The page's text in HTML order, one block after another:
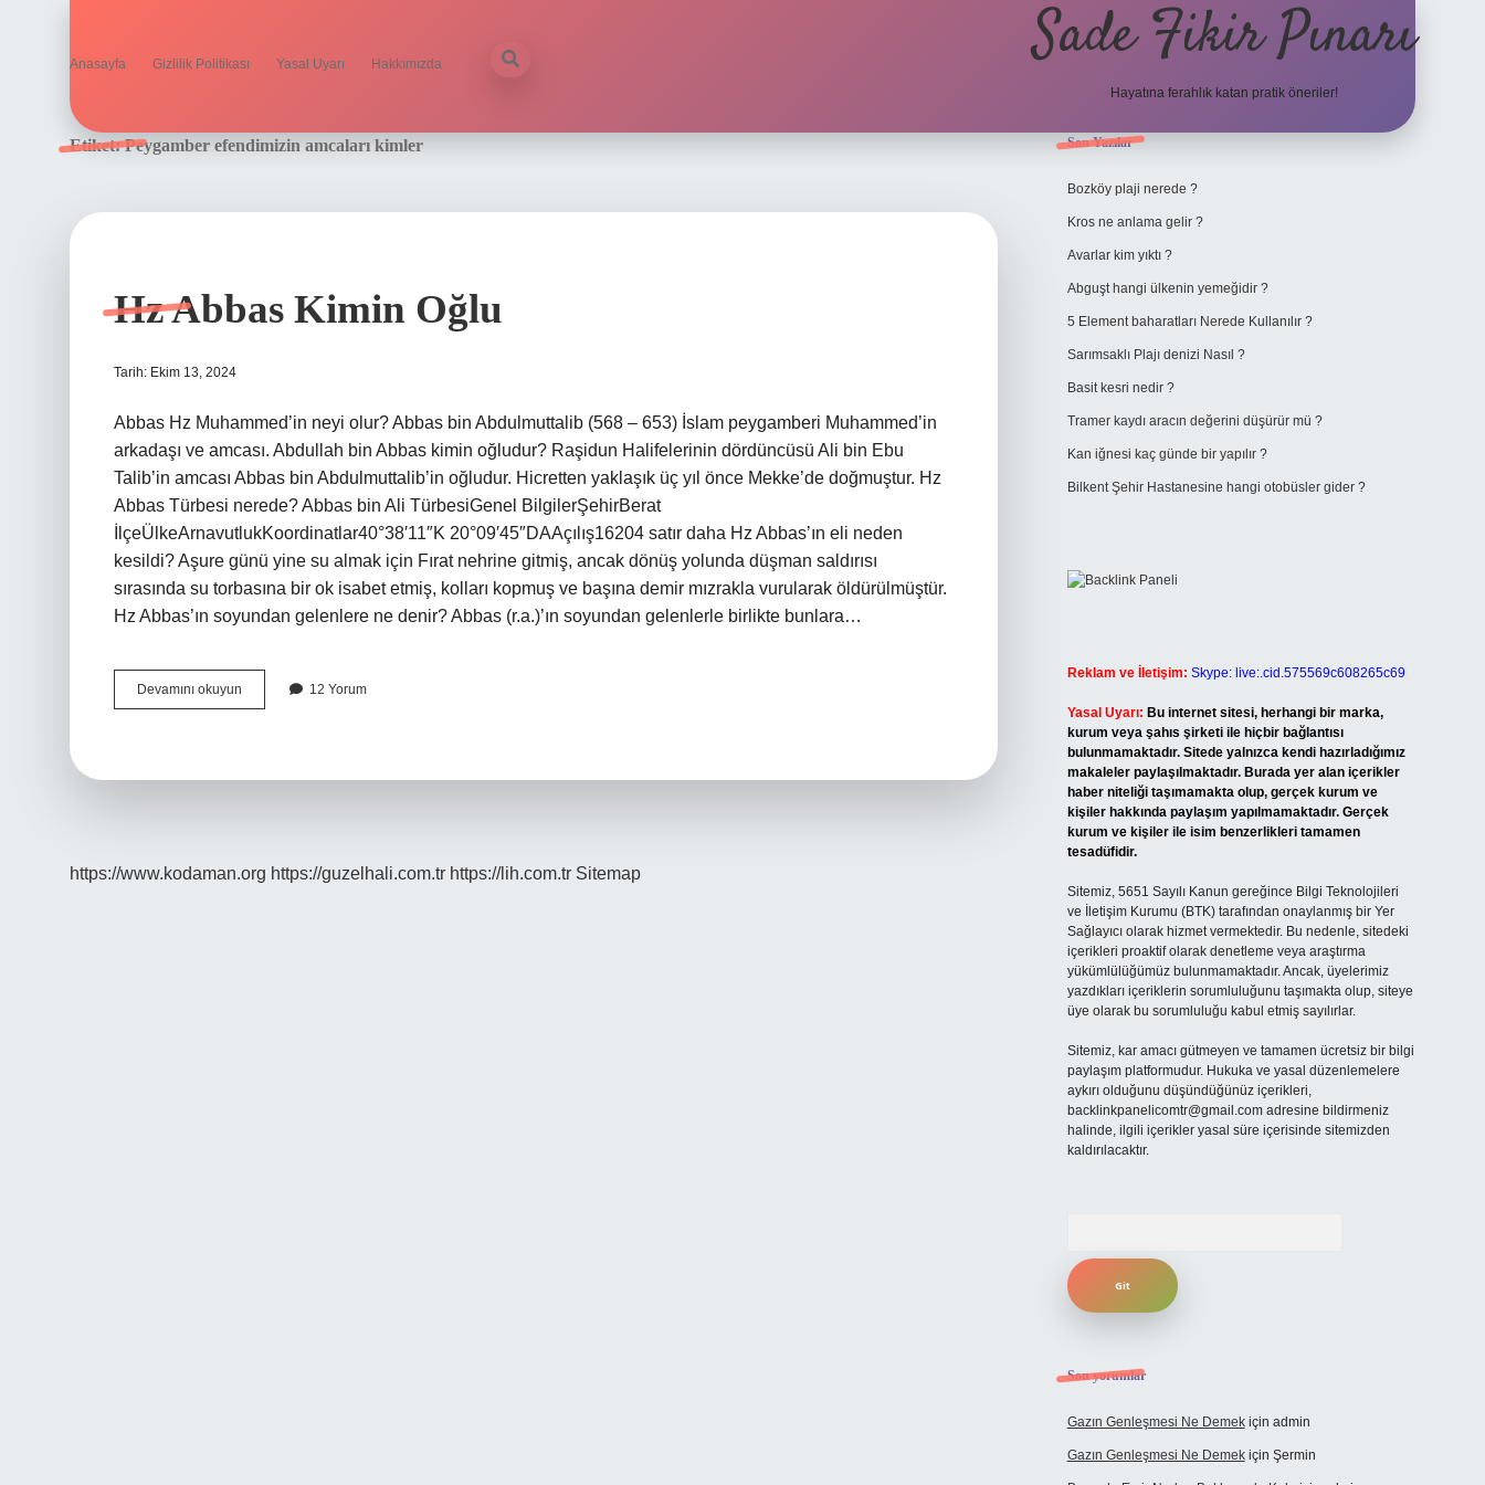
Anasayfa Gizlilik Politikası Yasal Uyarı Hakkımızda Sade Fikir Pınarı
Hayatına ferahlık katan pratik öneriler!
Etiket:Peygamber efendimizin amcaları kimler
Hz Abbas Kimin Oğlu
Tarih: Ekim 13, 2024
Abbas Hz Muhammed’in neyi olur? Abbas bin Abdulmuttalib (568 – 653) İslam peygamberi Muhammed’in
arkadaşı ve amcası. Abdullah bin Abbas kimin oğludur? Raşidun Halifelerinin dördüncüsü Ali bin Ebu
Talib’in amcası Abbas bin Abdulmuttalib’in oğludur. Hicretten yaklaşık üç yıl önce Mekke’de doğmuştur. Hz
Abbas Türbesi nerede? Abbas bin Ali TürbesiGenel BilgilerŞehirBerat
İlçeÜlkeArnavutlukKoordinatlar40°38′11″K 20°09′45″DAAçılış16204 satır daha Hz Abbas’ın eli neden
kesildi? Aşure günü yine su almak için Fırat nehrine gitmiş, ancak dönüş yolunda düşman saldırısı
sırasında su torbasına bir ok isabet etmiş, kolları kopmuş ve başına demir mızrakla vurularak öldürülmüştür.
Hz Abbas’ın soyundan gelenlere ne denir? Abbas (r.a.)’ın soyundan gelenlerle birlikte bunlara…
Devamını okuyun
Abbas
12 Yorum
https://www.kodaman.org https://guzelhali.com.tr https://lih.com.tr Sitemap
Sidebar
Son Yazılar
Bozköy plaji nerede ?
Kros ne anlama gelir ?
Avarlar kim yıktı ?
Abguşt hangi ülkenin yemeğidir ?
5 Element baharatları Nerede Kullanılır ?
Sarımsaklı Plajı denizi Nasıl ?
Basit kesri nedir ?
Tramer kaydı aracın değerini düşürür mü ?
Kan iğnesi kaç günde bir yapılır ?
Bilkent Şehir Hastanesine hangi otobüsler gider ?
Reklam ve İletişim: Skype: live:.cid.575569c608265c69
Yasal Uyarı: Bu internet sitesi, herhangi bir marka,
kurum veya şahıs şirketi ile hiçbir bağlantısı
bulunmamaktadır. Sitede yalnızca kendi hazırladığımız
makaleler paylaşılmaktadır. Burada yer alan içerikler
haber niteliği taşımamakta olup, gerçek kurum ve
kişiler hakkında paylaşım yapılmamaktadır. Gerçek
kurum ve kişiler ile isim benzerlikleri tamamen
tesadüfidir.
Sitemiz, 5651 Sayılı Kanun gereğince Bilgi Teknolojileri
ve İletişim Kurumu (BTK) tarafından onaylanmış bir Yer
Sağlayıcı olarak hizmet vermektedir. Bu nedenle, sitedeki
içerikleri proaktif olarak denetleme veya araştırma
yükümlülüğümüz bulunmamaktadır. Ancak, üyelerimiz
yazdıkları içeriklerin sorumluluğunu taşımakta olup, siteye
üye olarak bu sorumluluğu kabul etmiş sayılırlar.
Sitemiz, kar amacı gütmeyen ve tamamen ücretsiz bir bilgi
paylaşım platformudur. Hukuka ve yasal düzenlemelere
aykırı olduğunu düşündüğünüz içerikleri,
backlinkpanelicomtr@gmail.comadresine bildirmeniz
halinde, ilgili içerikler yasal süre içerisinde sitemizden
kaldırılacaktır.
Son yorumlar
Gazın Genleşmesi Ne Demekiçin admin
Gazın Genleşmesi Ne Demekiçin Şermin